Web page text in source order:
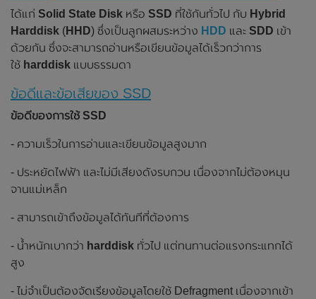
ได้แก่ Solid State Disk หรือ SSD ที่ใช้กันทั่วไป กับ Hybrid
Harddisk (HHD) ซึ่งเป็นลูกผสมระหว่าง HDD และ SDD เข้า
ด้วยกัน ซึ่งจะสามารถอ่านหรือเขียนข้อมูลได้เร็วกว่าการ
ใช้ harddisk แบบธรรมดา
ข้อดีและข้อเสียของ SSD
ข้อดีของการใช้ SSD
- ความเร็วในการอ่านและเขียนข้อมูลสูงมาก
- ประหยัดไฟฟ้า และไม่มีเสียงดังรบกวน เนื่องจากไม่ต้องหมุน
จานแม่เหล็ก
- สามารถเข้าถึงข้อมูลได้ทันทีที่ต้องการ
- น้ำหนักเบากว่า harddisk ทั่วไป แต่ทนทานต่อแรงกระแทกได้
สูง
- ไม่จำเป็นต้องจัดเรียงข้อมูลโดยใช้ Defragment เนื่องจากเข้า